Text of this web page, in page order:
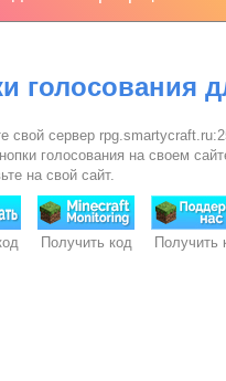
голосования
свой сервер
голосования на своем
на свой сайт.
Получить код Получить